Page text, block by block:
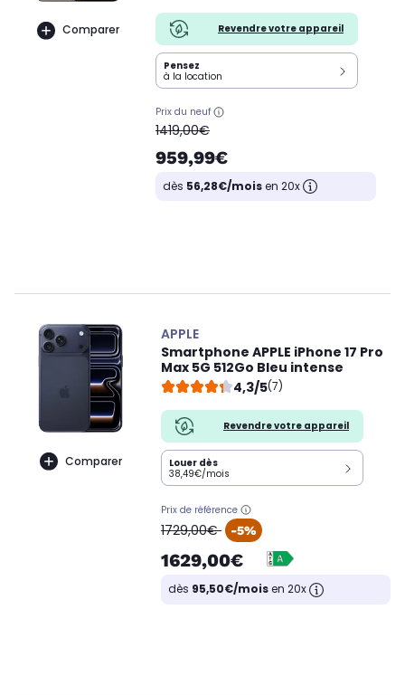
Comparer Revendre votre appareil
Pensez
à la location
Prix du neuf
oldPrice
1419,00€
959,99€
dès 56,28€/moisen 20x
Comparer
APPLE
Smartphone APPLE iPhone 17 Pro
Max 5G 512Go Bleu intense
4,3/5(7)
Revendre votre appareil
Louer dès
38,49€/mois
Prix de référence
oldPrice
1729,00€ -5%
1629,00€
dès 95,50€/moisen 20x